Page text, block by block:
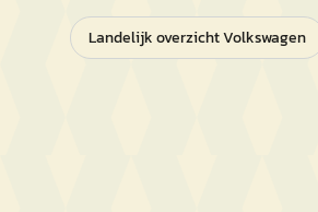
Landelijk overzichtVolkswagen